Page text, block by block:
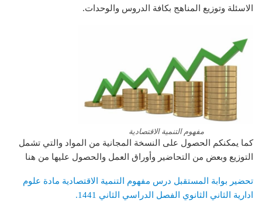
الاسئلة وتوزيع المناهج بكافة الدروس والوحدات.
مفهوم التنمية الاقتصادية
كما يمكنكم الحصول على النسخة المجانية من المواد والتي تشمل
التوزيع وبعض من التحاضير وأوراق العمل والحصول عليها من هنا
تحضير بوابة المستقبل درس مفهوم التنمية الاقتصادية مادة علوم
ادارية الثاني الثانوي الفصل الدراسي الثاني 1441.